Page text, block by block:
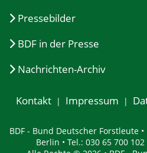
Pressebilder
BDF in der Presse
Nachrichten-Archiv
Kontakt Impressum
BDF - Bund Deutscher Forstleute
Berlin • Tel.: 030 65 700